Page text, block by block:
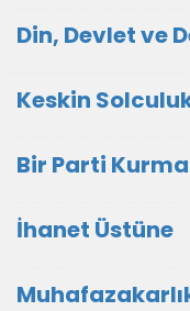
Din, Devlet ve
Keskin
Bir Parti
İhanet Üstüne